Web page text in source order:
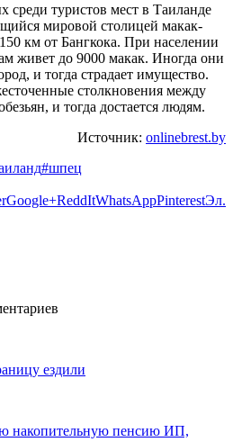
туристов мест в Таиланде
мировой столицей макак-
км от Бангкока. При населении
живет до 9000 макак. Иногда они
и тогда страдает имущество.
столкновения между
и тогда достается людям.
Источник: onlinebrest.by
#шпец
Google+ReddItWhatsAppPinterestЭл.
ездили
накопительную пенсию ИП,